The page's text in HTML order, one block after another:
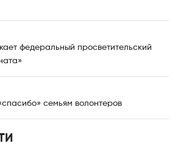
федеральный просветительский
семьям волонтеров